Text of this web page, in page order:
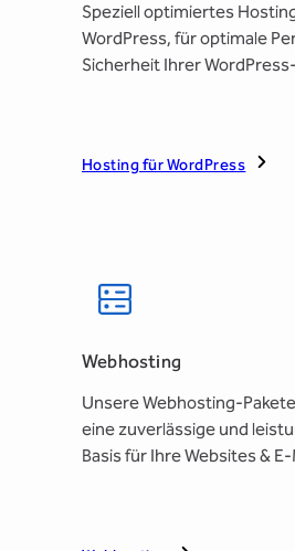
Speziell optimiertes
WordPress, für optimale
Sicherheit Ihrer
Hosting für WordPress
Webhosting
Unsere Webhosting-
eine zuverlässige und
Basis für Ihre Websites & E-